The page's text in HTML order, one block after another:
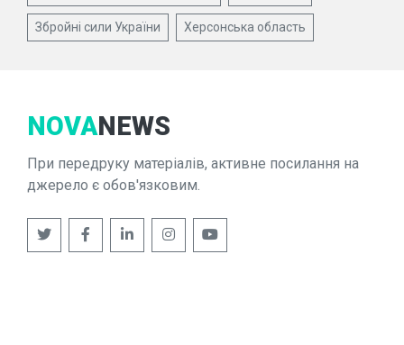
Збройні сили України Херсонська область
NOVANEWS
При передруку матеріалів, активне посилання на
джерело є обов'язковим.